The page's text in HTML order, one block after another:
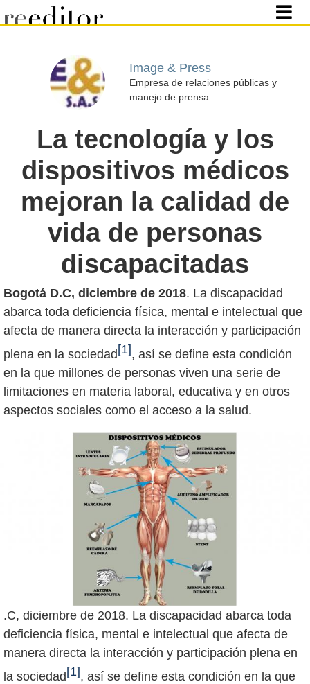
Image & Press
Empresa de relaciones públicas y
manejo de prensa
La tecnología y los
dispositivos médicos
mejoran la calidad de
vida de personas
discapacitadas
Bogotá D.C, diciembre de 2018. La discapacidad
abarca toda deficiencia física, mental e intelectual que
afecta de manera directa la interacción y participación
plena en la sociedad [1], así se define esta condición
en la que millones de personas viven una serie de
limitaciones en materia laboral, educativa y en otros
.C, diciembre de 2018. La discapacidad abarca toda
deficiencia física, mental e intelectual que afecta de
manera directa la interacción y participación plena en
la sociedad[1], así se define esta condición en la que